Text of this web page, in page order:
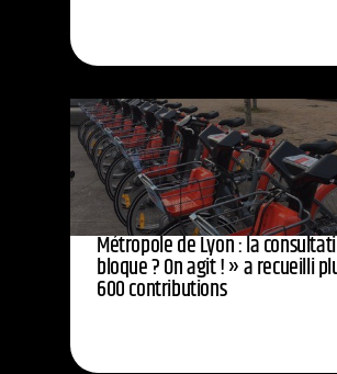
Métropole de Lyon : la
bloque ? On agit ! » a recueilli
600 contributions